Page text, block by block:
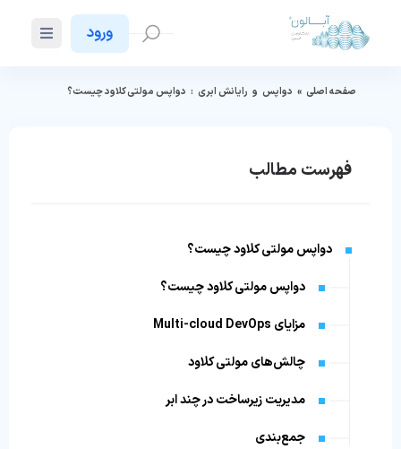
ورود
صفحه اصلی » دواپس و رایانش ابری : دواپس مولتی کلاود چیست؟
فهرست مطالب
دواپس مولتی کلاود چیست؟
دواپس مولتی کلاود چیست؟
مزایای Multi-cloud DevOps
چالش‌های مولتی کلاود
مدیریت زیرساخت در چند ابر
جمع‌بندی